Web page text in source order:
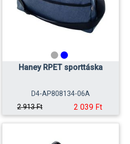
Haney RPET sporttáska
D4-AP808134-06A
2 913 Ft
2 039 Ft